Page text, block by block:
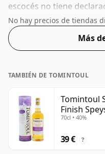
escocés no tiene
palabras, no se ha
maduración del licor en
tamaño de botella
No hay precios de tiendas
Más
TAMBIÉN DE TOMINTOUL
Tomintoul
Finish
70cl • 40%
39 € ?